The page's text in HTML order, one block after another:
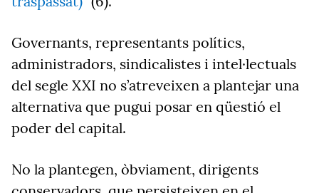
Governants, representants polítics,
administradors, sindicalistes i intel·lectuals
del segle XXI no s’atreveixen a plantejar una
alternativa que pugui posar en qüestió el
poder del capital.
No la plantegen, òbviament, dirigents